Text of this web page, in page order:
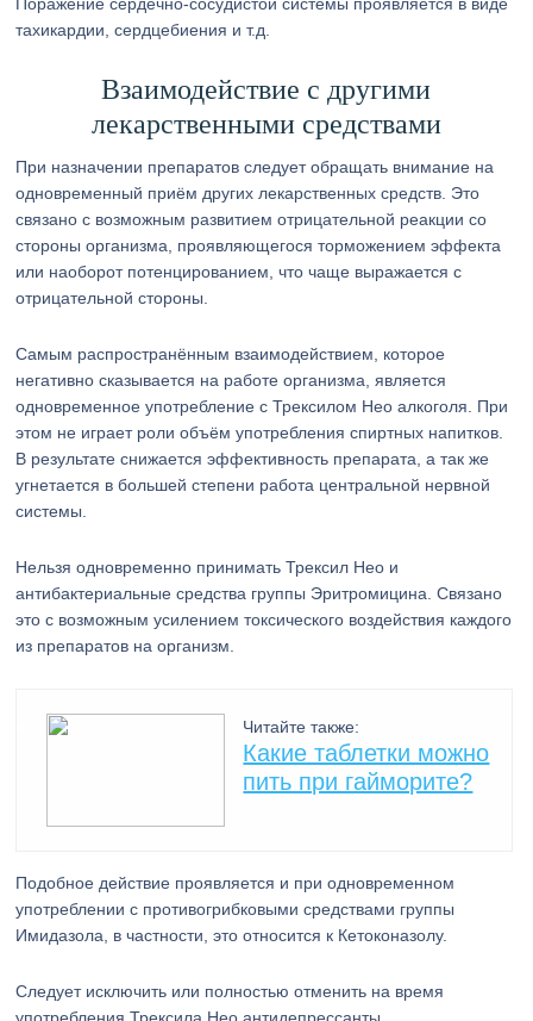
тахикардии, сердцебиения и т.д.
Взаимодействие с другими
лекарственными средствами
При назначении препаратов следует обращать внимание на
одновременный приём других лекарственных средств. Это
связано с возможным развитием отрицательной реакции со
стороны организма, проявляющегося торможением эффекта
или наоборот потенцированием, что чаще выражается с
отрицательной стороны.
Самым распространённым взаимодействием, которое
негативно сказывается на работе организма, является
одновременное употребление с Трексилом Нео алкоголя. При
этом не играет роли объём употребления спиртных напитков.
В результате снижается эффективность препарата, а так же
угнетается в большей степени работа центральной нервной
системы.
Нельзя одновременно принимать Трексил Нео и
антибактериальные средства группы Эритромицина. Связано
это с возможным усилением токсического воздействия каждого
из препаратов на организм.
Читайте также:
Какие таблетки можно
пить при гайморите?
Подобное действие проявляется и при одновременном
употреблении с противогрибковыми средствами группы
Имидазола, в частности, это относится к Кетоконазолу.
Следует исключить или полностью отменить на время